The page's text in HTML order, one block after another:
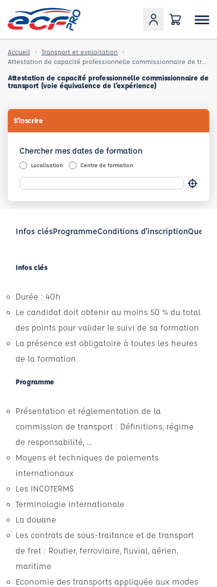
Accueil
Transport et exploitation
Attestation de capacité professionnelle commissionnaire de
transport (voie équivalence de l’expérience)
S'inscrire
Chercher mes dates de formation
Localisation Centre de formation
Infos clésProgrammeConditions d'inscription
Infos clés
Durée : 40h
Le candidat doit obtenir au moins 50 % du total
des points pour valider le suivi de sa formation
La présence est obligatoire à toutes les heures
de la formation
Programme
Présentation et réglementation de la
commission de transport : Définitions, régime
de responsabilité, …
Moyens et techniques de paiements
internationaux
Les INCOTERMS
Terminologie internationale
La douane
Les contrats de sous-traitance et de transport
de fret : Routier, ferroviaire, fluvial, aérien,
maritime
Economie des transports appliquée aux modes